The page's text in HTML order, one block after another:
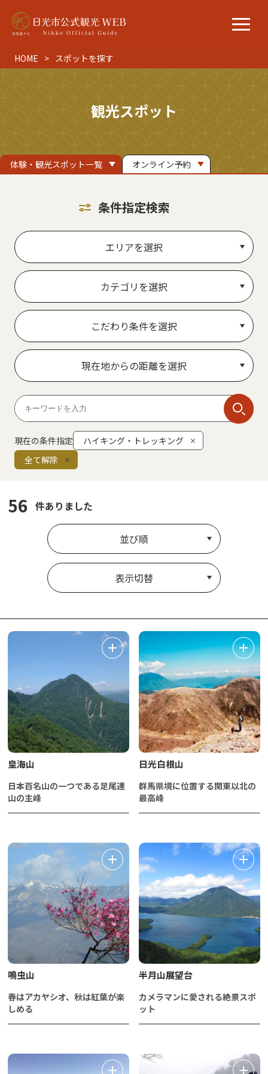
HOME スポットを探す
観光スポット
体験・観光スポット一覧 オンライン予約
条件指定検索
エリアを選択
カテゴリを選択
こだわり条件を選択
現在地からの距離を選択
現在の条件指定
ハイキング・トレッキング
全て解除
56 件ありました
並び順
表示切替
皇海山
日本百名山の一つである足尾連
山の主峰
日光白根山
群馬県境に位置する関東以北の
最高峰
鳴虫山
春はアカヤシオ、秋は紅葉が楽
しめる
半月山展望台
カメラマンに愛される絶景スポ
ット